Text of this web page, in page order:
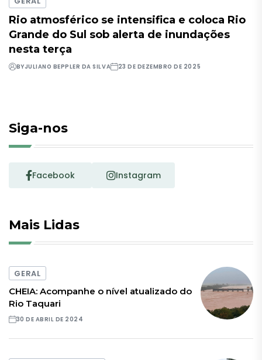
Rio atmosférico se intensifica e coloca Rio
Grande do Sul sob alerta de inundações
nesta terça
BYJULIANO BEPPLER DA SILVA 23 DE DEZEMBRO DE 2025
Siga-nos
Facebook Instagram
Mais Lidas
GERAL
CHEIA: Acompanhe o nível atualizado do
Rio Taquari
30 DE ABRIL DE 2024